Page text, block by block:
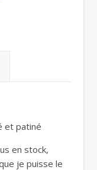
et patiné
en stock,
je puisse le